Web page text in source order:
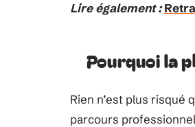
Lire également :
Pourquoi la
Rien n’est plus risqué
parcours